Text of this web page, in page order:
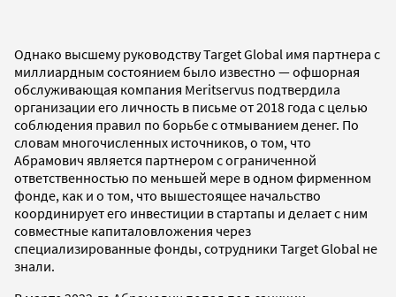
Однако высшему руководству Target Global имя партнера с
миллиардным состоянием было известно — офшорная
обслуживающая компания Meritservus подтвердила
организации его личность в письме от 2018 года с целью
соблюдения правил по борьбе с отмыванием денег. По
словам многочисленных источников, о том, что
Абрамович является партнером с ограниченной
ответственностью по меньшей мере в одном фирменном
фонде, как и о том, что вышестоящее начальство
координирует его инвестиции в стартапы и делает с ним
совместные капиталовложения через
специализированные фонды, сотрудники Target Global не
знали.